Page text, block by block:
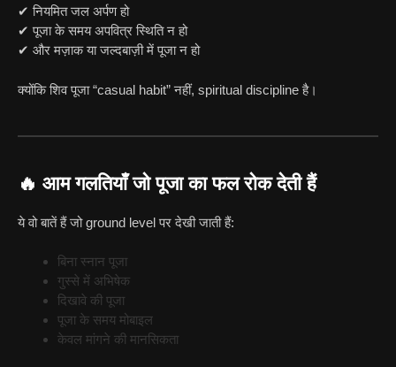
✔ नियमित जल अर्पण हो
✔ पूजा के समय अपवित्र स्थिति न हो
✔ और मज़ाक या जल्दबाज़ी में पूजा न हो
क्योंकि शिव पूजा “casual habit” नहीं, spiritual discipline है।
🔥 आम गलतियाँ जो पूजा का फल रोक देती हैं
ये वो बातें हैं जो ground level पर देखी जाती हैं:
बिना स्नान पूजा
गुस्से में अभिषेक
दिखावे की पूजा
पूजा के समय मोबाइल
केवल मांगने की मानसिकता